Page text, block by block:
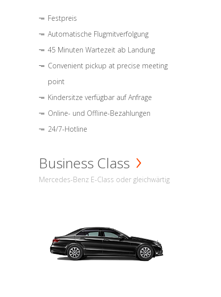
Festpreis
Automatische Flugmitverfolgung
45 Minuten Wartezeit ab Landung
Convenient pickup at precise meeting
point
Kindersitze verfügbar auf Anfrage
Online- und Offline-Bezahlungen
24/7-Hotline
Business Class
Mercedes-Benz E-Class oder gleichwärtig